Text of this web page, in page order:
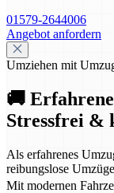
01579-2644006
Angebot anfordern
Umziehen mit
🚚
Stressfrei &
Als erfahrenes
reibungslose
Mit modernen